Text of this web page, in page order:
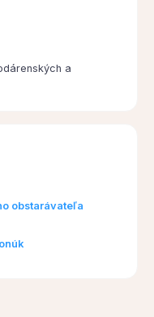
a
obstarávateľa